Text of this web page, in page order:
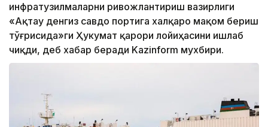
инфратузилмаларни ривожлантириш вазирлиги
«Ақтау денгиз савдо портига халқаро мақом бериш
тўғрисида»ги Ҳукумат қарори лойиҳасини ишлаб
чиқди, деб хабар беради Kazinform мухбири.